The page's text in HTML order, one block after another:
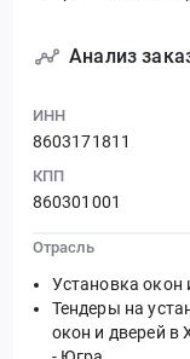
Анализ
ИНН
8603171811
КПП
860301001
Отрасль
Установка окон
Тендеры на
окон и дверей